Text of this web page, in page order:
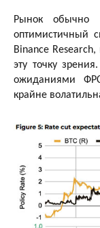
Рынок обычно
оптимистичный
Binance
эту точку
ожиданиями
крайне